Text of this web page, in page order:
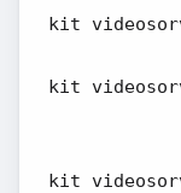
kit
kit
kit